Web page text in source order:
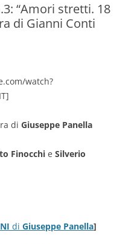
“Amori stretti. 18
di Gianni Conti
watch?
di Giuseppe Panella
Finocchi e Silverio
di Giuseppe Panella]